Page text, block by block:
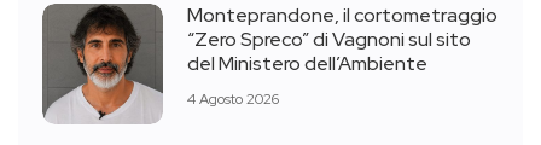
Monteprandone, il cortometraggio
“Zero Spreco” di Vagnoni sul sito
del Ministero dell’Ambiente
4 Agosto 2026